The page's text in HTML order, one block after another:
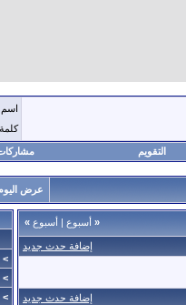
اسم
التقويم
عرض
« أسبوع | أسبوع »
إضافة حدث جديد
إضافة حدث جديد
>
>
>